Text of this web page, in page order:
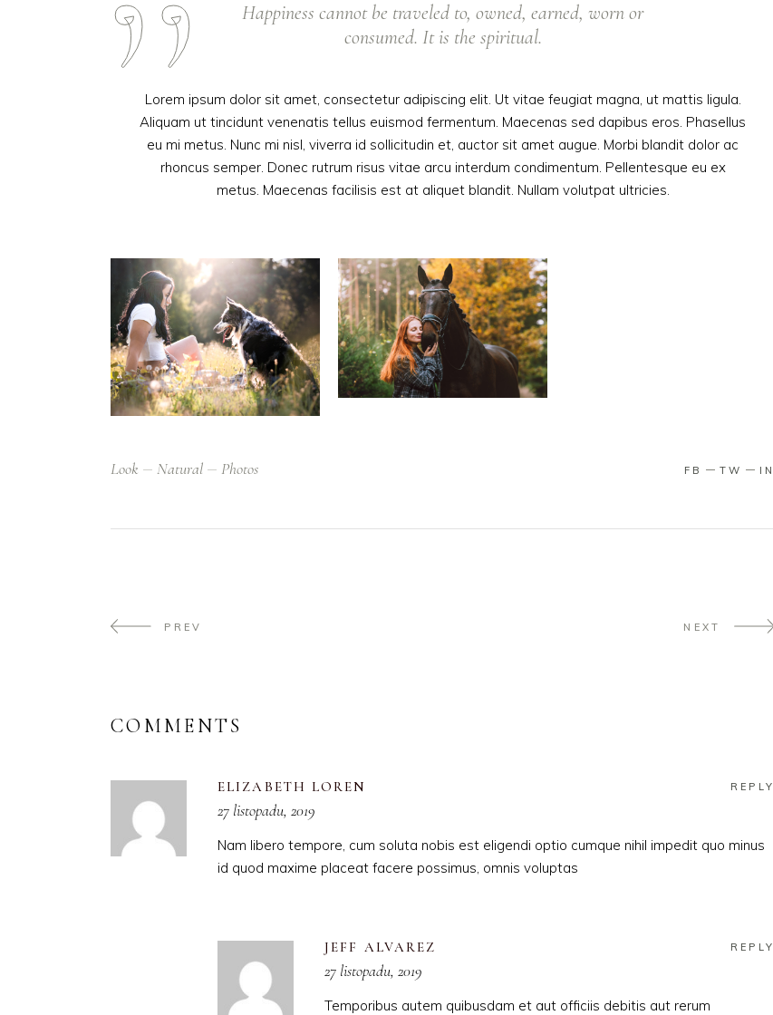
Happiness cannot be traveled to, owned, earned, worn or
consumed. It is the spiritual.
Lorem ipsum dolor sit amet, consectetur adipiscing elit. Ut vitae feugiat magna, ut mattis ligula.
Aliquam ut tincidunt venenatis tellus euismod fermentum. Maecenas sed dapibus eros. Phasellus
eu mi metus. Nunc mi nisl, viverra id sollicitudin et, auctor sit amet augue. Morbi blandit dolor ac
rhoncus semper. Donec rutrum risus vitae arcu interdum condimentum. Pellentesque eu ex
metus. Maecenas facilisis est at aliquet blandit. Nullam volutpat ultricies.
Look Natural Photos FB TW IN
PREV NEXT
COMMENTS
ELIZABETH LOREN REPLY
27 listopadu, 2019
Nam libero tempore, cum soluta nobis est eligendi optio cumque nihil impedit quo minus
id quod maxime placeat facere possimus, omnis voluptas
JEFF ALVAREZ REPLY
27 listopadu, 2019
Temporibus autem quibusdam et aut officiis debitis aut rerum